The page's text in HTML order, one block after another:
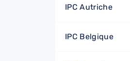
IPC Autriche
IPC Belgique